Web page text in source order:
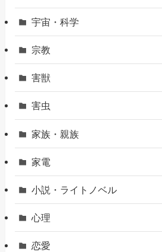
宇宙・科学
宗教
害獣
害虫
家族・親族
家電
小説・ライトノベル
心理
恋愛